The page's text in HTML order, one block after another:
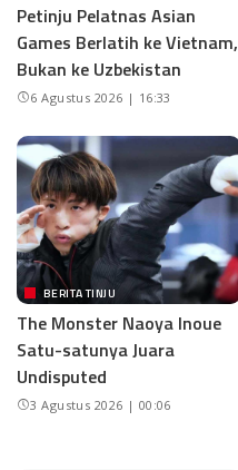
Petinju Pelatnas Asian
Games Berlatih ke Vietnam,
Bukan ke Uzbekistan
6 Agustus 2026 | 16:33
BERITA TINJU
The Monster Naoya Inoue
Satu-satunya Juara
Undisputed
3 Agustus 2026 | 00:06